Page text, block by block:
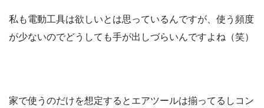
私も電動工具は欲しいとは思っているんですが、使う頻度
が少ないのでどうしても手が出しづらいんですよね（笑）
家で使うのだけを想定するとエアツールは揃ってるしコン